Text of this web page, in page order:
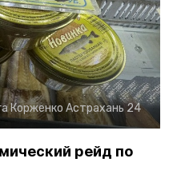
Корженко Астрахань 24
рейд по